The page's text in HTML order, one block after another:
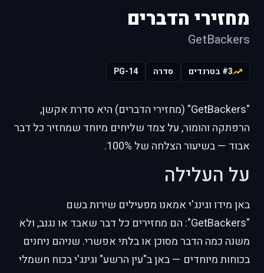
מחזירי הדברים
GetBackers
#3 בטרנדים סדרה PG-14
"GetBackers" (מחזירי הדברים) היא סדרת אקשן,
הרפתקה והומור, על צמד שליחים מיוחד שמחזיר כל דבר
אבוד — בשיעור הצלחה של 100%.
על העלילה
באן מידו וגינג'י אמאנו מפעילים שירות בשם
"GetBackers": הם מחזירים כל דבר שאבד או נגנב, ולא
משנה כמה הדבר מסוכן או בלתי אפשרי. שניהם ניחנים
בכוחות מיוחדים — באן ב"עין הרשע" וגינג'י בכוח חשמלי